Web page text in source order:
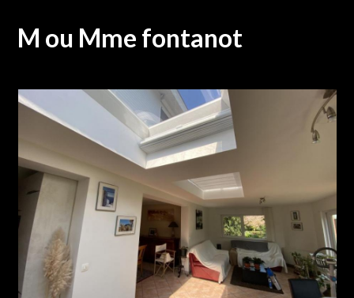
M ou Mme fontanot